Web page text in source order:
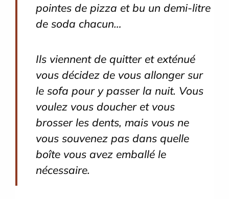
pointes de pizza et bu un demi-litre
de soda chacun…
Ils viennent de quitter et exténué
vous décidez de vous allonger sur
le sofa pour y passer la nuit. Vous
voulez vous doucher et vous
brosser les dents, mais vous ne
vous souvenez pas dans quelle
boîte vous avez emballé le
nécessaire.